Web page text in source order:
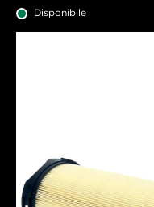
Disponibile